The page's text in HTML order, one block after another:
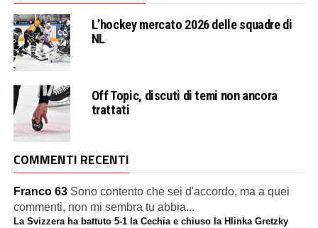
L’hockey mercato 2026 delle squadre di
NL
Off Topic, discuti di temi non ancora
trattati
COMMENTI RECENTI
Franco 63 Sono contento che sei d'accordo, ma a quei
commenti, non mi sembra tu abbia...
La Svizzera ha battuto 5-1 la Cechia e chiuso la Hlinka Gretzky